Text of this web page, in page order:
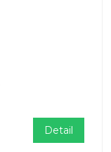
Detail